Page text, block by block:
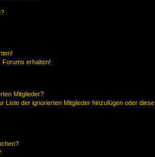
Forums erhalten!
Mitglieder?
Liste der ignorierten Mitglieder hinzufügen oder diese